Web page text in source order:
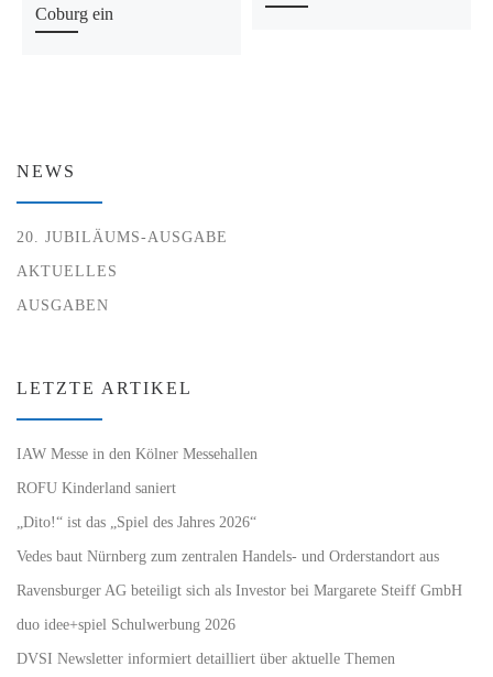
Coburg ein
NEWS
20. JUBILÄUMS-AUSGABE
AKTUELLES
AUSGABEN
LETZTE ARTIKEL
IAW Messe in den Kölner Messehallen
ROFU Kinderland saniert
„Dito!“ ist das „Spiel des Jahres 2026“
Vedes baut Nürnberg zum zentralen Handels- und Orderstandort aus
Ravensburger AG beteiligt sich als Investor bei Margarete Steiff GmbH
duo idee+spiel Schulwerbung 2026
DVSI Newsletter informiert detailliert über aktuelle Themen